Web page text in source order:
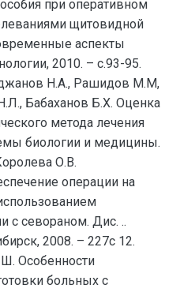
при оперативном
щитовидной
аспекты
2010. – с.93-95.
Н.А., Рашидов М.М,
Бабаханов Б.Х. Оценка
метода лечения
биологии и медицины.
О.В.
операции на
с севораном. Дис. ..
2008. – 227с 12.
Особенности
больных с